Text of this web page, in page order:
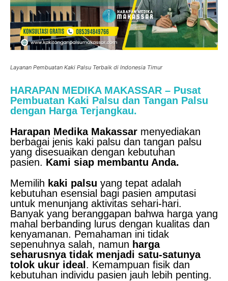
Layanan Pembuatan Kaki Palsu Terbaik di Indonesia Timur
HARAPAN MEDIKA MAKASSAR – Pusat
Pembuatan Kaki Palsu dan Tangan Palsu
dengan Harga Terjangkau.
Harapan Medika Makassar menyediakan
berbagai jenis kaki palsu dan tangan palsu
yang disesuaikan dengan kebutuhan
pasien. Kami siap membantu Anda.
Memilih kaki palsu yang tepat adalah
kebutuhan esensial bagi pasien amputasi
untuk menunjang aktivitas sehari-hari.
Banyak yang beranggapan bahwa harga yang
mahal berbanding lurus dengan kualitas dan
kenyamanan. Pemahaman ini tidak
sepenuhnya salah, namun harga
seharusnya tidak menjadi satu-satunya
tolok ukur ideal . Kemampuan fisik dan
kebutuhan individu pasien jauh lebih penting.